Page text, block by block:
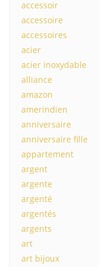
accessoir
accessoire
accessoires
acier
acier inoxydable
alliance
amazon
amerindien
anniversaire
anniversaire fille
appartement
argent
argente
argenté
argentés
argents
art
art bijoux